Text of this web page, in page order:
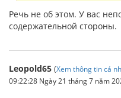
Речь не об этом. У вас
содержательной стороны.
Leopold65 (Xem thông tin cá
09:22:28 Ngày 21 tháng 7 năm